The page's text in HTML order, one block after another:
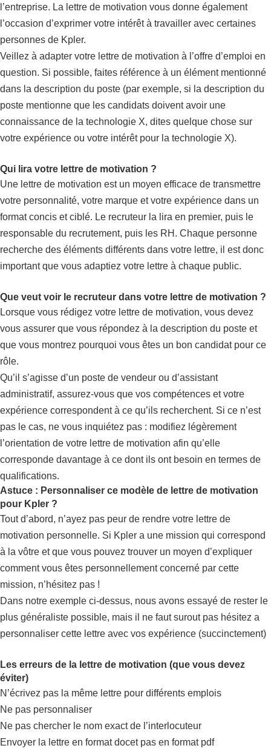
l’entreprise. La lettre de motivation vous donne également
l’occasion d’exprimer votre intérêt à travailler avec certaines
personnes de Kpler.
Veillez à adapter votre lettre de motivation à l’offre d’emploi en
question. Si possible, faites référence à un élément mentionné
dans la description du poste (par exemple, si la description du
poste mentionne que les candidats doivent avoir une
connaissance de la technologie X, dites quelque chose sur
votre expérience ou votre intérêt pour la technologie X).
Qui lira votre lettre de motivation ?
Une lettre de motivation est un moyen efficace de transmettre
votre personnalité, votre marque et votre expérience dans un
format concis et ciblé. Le recruteur la lira en premier, puis le
responsable du recrutement, puis les RH. Chaque personne
recherche des éléments différents dans votre lettre, il est donc
important que vous adaptiez votre lettre à chaque public.
Que veut voir le recruteur dans votre lettre de motivation ?
Lorsque vous rédigez votre lettre de motivation, vous devez
vous assurer que vous répondez à la description du poste et
que vous montrez pourquoi vous êtes un bon candidat pour ce
rôle.
Qu’il s’agisse d’un poste de vendeur ou d’assistant
administratif, assurez-vous que vos compétences et votre
expérience correspondent à ce qu’ils recherchent. Si ce n’est
pas le cas, ne vous inquiétez pas : modifiez légèrement
l’orientation de votre lettre de motivation afin qu’elle
corresponde davantage à ce dont ils ont besoin en termes de
qualifications.
Astuce : Personnaliser ce modèle de lettre de motivation
pour Kpler ?
Tout d’abord, n’ayez pas peur de rendre votre lettre de
motivation personnelle. Si Kpler a une mission qui correspond
à la vôtre et que vous pouvez trouver un moyen d’expliquer
comment vous êtes personnellement concerné par cette
mission, n’hésitez pas !
Dans notre exemple ci-dessus, nous avons essayé de rester le
plus généraliste possible, mais il ne faut surout pas hésitez a
personnaliser cette lettre avec vos expérience (succinctement)
Les erreurs de la lettre de motivation (que vous devez
éviter)
N’écrivez pas la même lettre pour différents emplois
Ne pas personnaliser
Ne pas chercher le nom exact de l’interlocuteur
Envoyer la lettre en format docet pas en format pdf